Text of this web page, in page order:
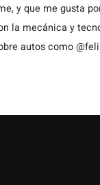
y que me gusta
la mecánica y
autos como